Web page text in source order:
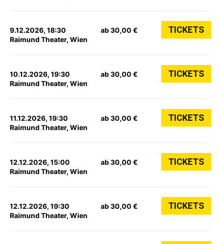
9.12.2026, 18:30
Raimund Theater, Wien
ab 30,00 € TICKETS
10.12.2026, 19:30
Raimund Theater, Wien
ab 30,00 € TICKETS
11.12.2026, 19:30
Raimund Theater, Wien
ab 30,00 € TICKETS
12.12.2026, 15:00
Raimund Theater, Wien
ab 30,00 € TICKETS
12.12.2026, 19:30
Raimund Theater, Wien
ab 30,00 € TICKETS